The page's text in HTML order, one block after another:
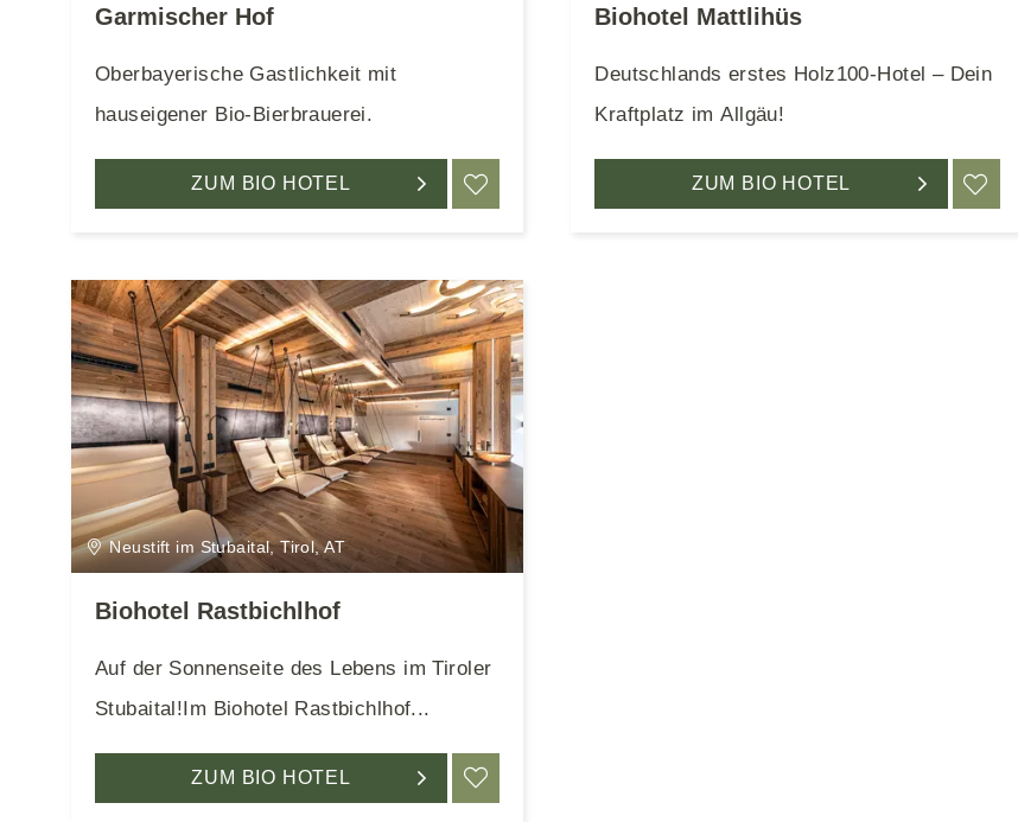
Garmischer Hof
Oberbayerische Gastlichkeit mit
hauseigener Bio-Bierbrauerei.
ZUM BIO HOTEL
Biohotel Mattlihüs
Deutschlands erstes Holz100-Hotel – Dein
Kraftplatz im Allgäu!
ZUM BIO HOTEL
Neustift im Stubaital, Tirol, AT
Biohotel Rastbichlhof
Auf der Sonnenseite des Lebens im Tiroler
Stubaital!Im Biohotel Rastbichlhof...
ZUM BIO HOTEL